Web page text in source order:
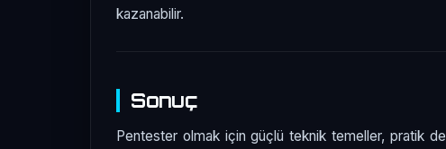
kazanabilir.
Sonuç
Pentester olmak için güçlü teknik temeller, pratik